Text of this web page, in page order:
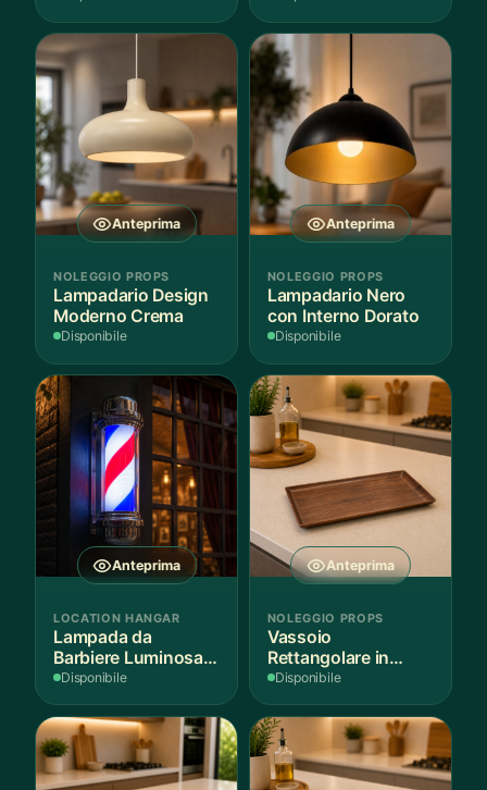
Anteprima
NOLEGGIO PROPS
Lampadario Design
Moderno Crema
Disponibile
Anteprima
NOLEGGIO PROPS
Lampadario Nero
con Interno Dorato
Disponibile
Anteprima
LOCATION HANGAR
Lampada da
Barbiere Luminosa
Rotante
Disponibile
Anteprima
NOLEGGIO PROPS
Vassoio
Rettangolare in
Legno Scuro
Disponibile